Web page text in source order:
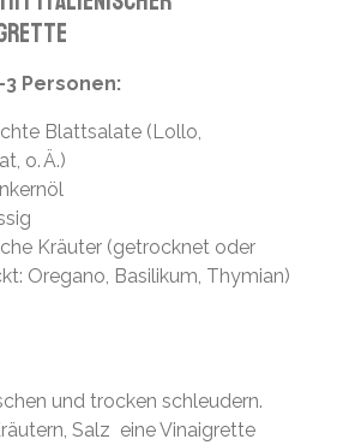
Personen:
Blattsalate (Lollo,
o. Ä.)
Kräuter (getrocknet oder
Oregano, Basilikum, Thymian)
und trocken schleudern.
Salz eine Vinaigrette